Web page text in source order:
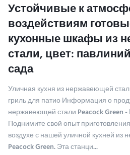
Устойчивые к
воздействиям
кухонные шкафы из
стали, цвет:
сада
Уличная кухня из нержавеющей
гриль для патио Информация о
нержавеющей стали Peacock Green -
Поднимите свой опыт
воздухе с нашей уличной кухней
Peacock Green. Эта станци...